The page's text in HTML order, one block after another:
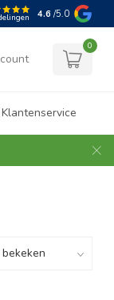
4.6 /5.0
0
Klantenservice